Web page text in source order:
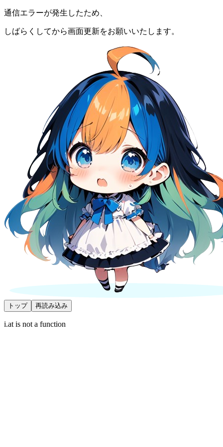
通信エラーが発生したため、
しばらくしてから画面更新をお願いいたします。
トップ 再読み込み
i.at is not a function